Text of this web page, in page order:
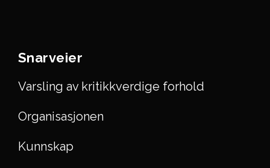
Snarveier
Varsling av kritikkverdige forhold
Organisasjonen
Kunnskap